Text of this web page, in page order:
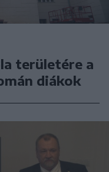
területére a
diákok